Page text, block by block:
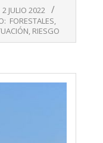
2 JULIO 2022
FORESTALES,
, RIESGO